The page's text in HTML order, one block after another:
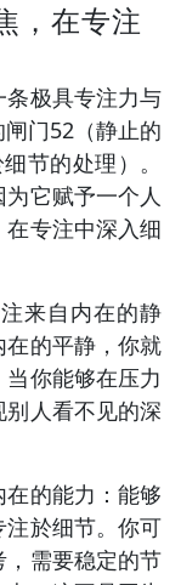
，在专注
极具专注力与
门52（静止的
节的处理）。
它赋予一个人
专注中深入细
来自内在的静
的平静，你就
你能够在压力
人看不见的深
的能力：能够
於细节。你可
需要稳定的节